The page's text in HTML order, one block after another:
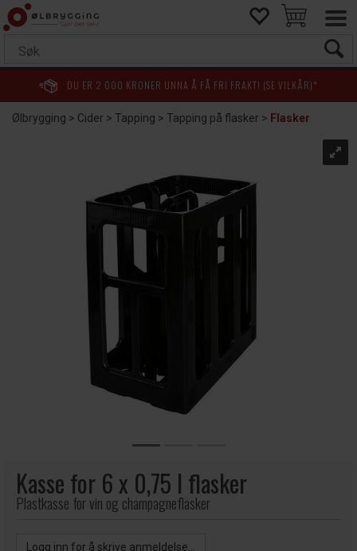
DU ER 2 000 KRONER UNNA Å FÅ FRI FRAKT! (SE VILKÅR)*
Ølbrygging>Cider>Tapping>Tapping på flasker> Flasker
Kasse for 6 x 0,75 l flasker
Plastkasse for vin og champagneflasker
Logg inn for å skrive anmeldelse...